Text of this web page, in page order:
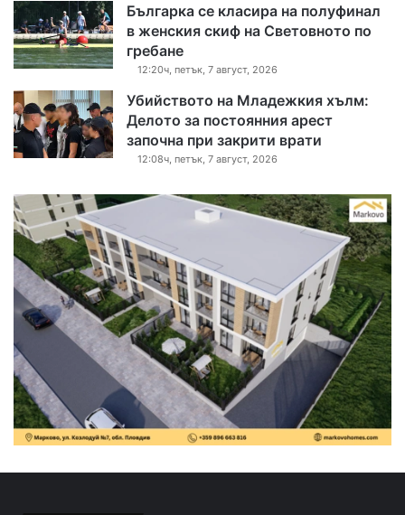
Българка се класира на полуфинал
в женския скиф на Световното по
гребане
12:20ч, петък, 7 август, 2026
Убийството на Младежкия хълм:
Делото за постоянния арест
започна при закрити врати
12:08ч, петък, 7 август, 2026